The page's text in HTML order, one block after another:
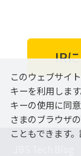
IR
HOME 企業・IR
このウェブサイ
キーを利用しま
キーの使用に同
さまのブラウザ
こともできます